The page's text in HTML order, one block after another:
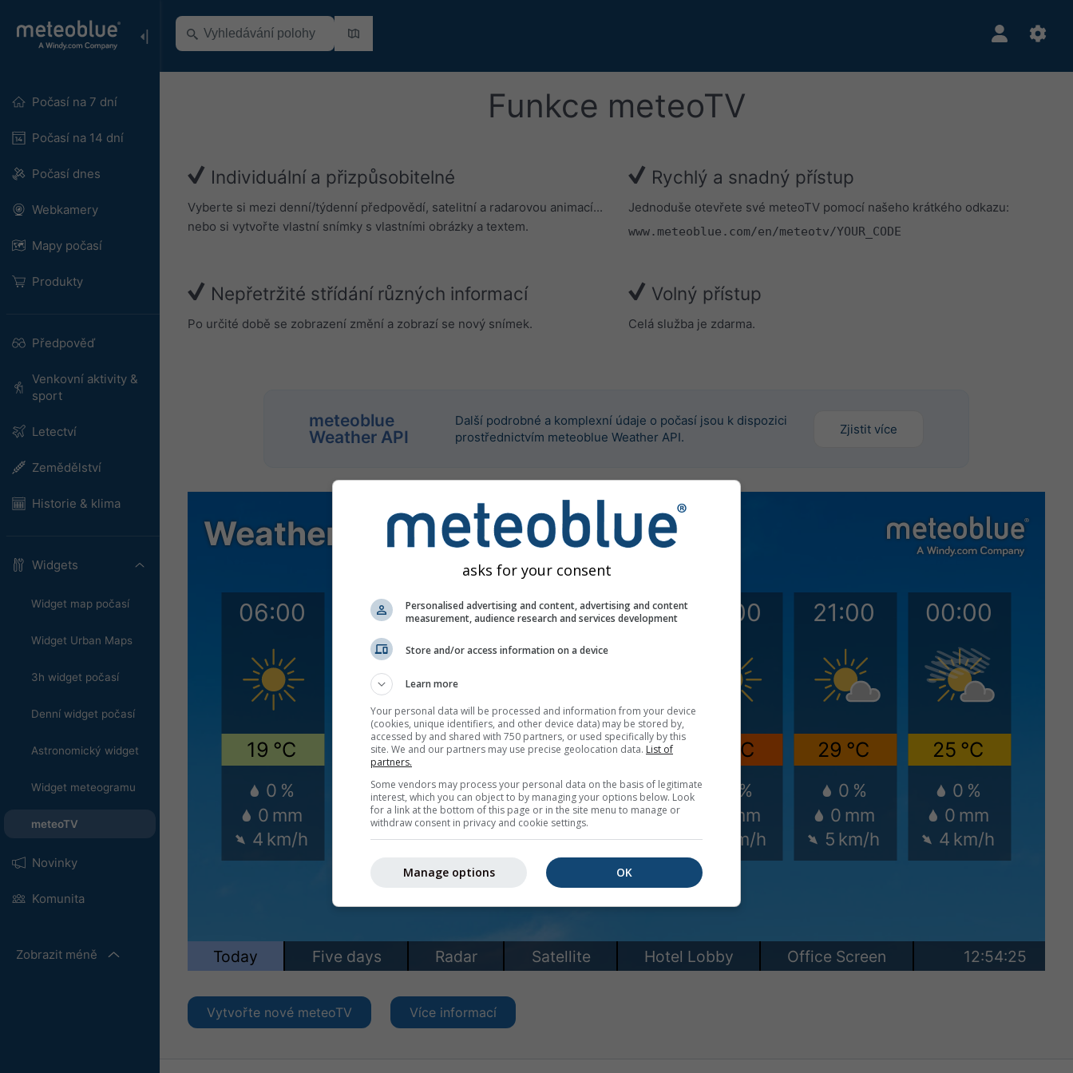
Počasí na 7 dní
Počasí na 14 dní
Počasí dnes
Webkamery
Mapy počasí
Produkty
Předpověď
Venkovní aktivity &
sport
Letectví
Zemědělství
Historie & klima
Widgets
Widget map počasí
Widget Urban Maps
3h widget počasí
Denní widget počasí
Astronomický widget
Widget meteogramu
meteoTV
Novinky
Komunita
Zobrazit méně
Funkce meteoTV
Individuální a přizpůsobitelné
Vyberte si mezi denní/týdenní předpovědí, satelitní a radarovou animací...
nebo si vytvořte vlastní snímky s vlastními obrázky a textem.
Rychlý a snadný přístup
Jednoduše otevřete své meteoTV pomocí našeho krátkého odkazu:
www.meteoblue.com/en/meteotv/YOUR_CODE
Nepřetržité střídání různých informací
Po určité době se zobrazení změní a zobrazí se nový snímek.
Volný přístup
Celá služba je zdarma.
meteoblue
Weather API
Další podrobné a komplexní údaje o počasí jsou k dispozici
prostřednictvím meteoblue Weather API.
Zjistit více
Vytvořte nové meteoTV Více informací
asks for your consent
Personalised advertising and content, advertising and content
measurement, audience research and services development
Store and/or access information on a device
Learn more
Your personal data will be processed and information from your device
(cookies, unique identifiers, and other device data) may be stored by,
accessed by and shared with 750 partners, or used specifically by this
site. We and our partners may use precise geolocation data. List of
partners.
Some vendors may process your personal data on the basis of legitimate
interest, which you can object to by managing your options below. Look
for a link at the bottom of this page or in the site menu to manage or
withdraw consent in privacy and cookie settings.
OK
Manage options